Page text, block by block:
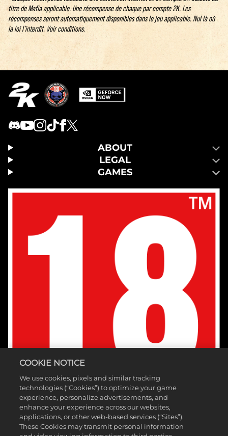
titre de Mafia applicable. Une récompense de chaque par compte 2K. Les
récompenses seront automatiquement disponibles dans le jeu applicable. Nul là où
la loi l’interdit. Voir conditions.
ABOUT
LEGAL
GAMES
COOKIE NOTICE
We use cookies, pixels and similar tracking
technologies (“Cookies”) to optimize your game
experience, personalize advertisements, and
enhance your experience across our websites,
applications, or other web-based services (“Sites”).
These Cookies may transmit personal information